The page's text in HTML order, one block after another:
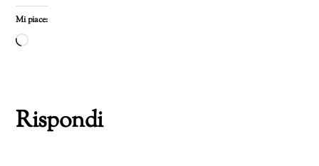
Mi piace:
Caricamento
Rispondi